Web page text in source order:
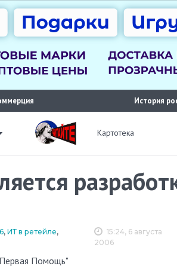
История
Картотека
15:24, 6 августа
2006
,ИТ в ретейле,
Помощь"